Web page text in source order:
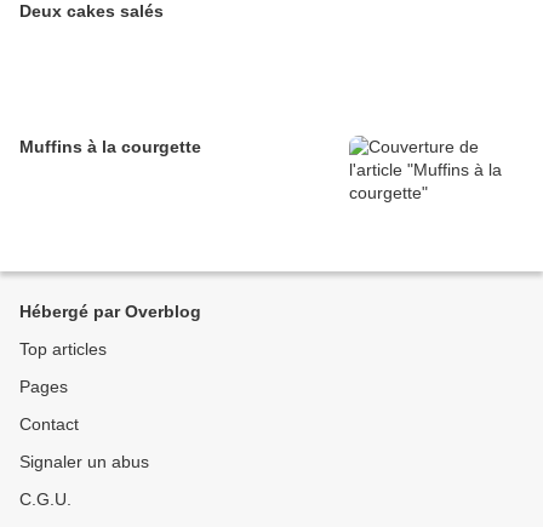
Deux cakes salés
Muffins à la courgette
Hébergé par Overblog
Top articles
Pages
Contact
Signaler un abus
C.G.U.